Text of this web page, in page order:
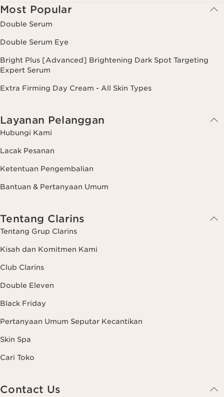
Most Popular
Double Serum
Double Serum Eye
Bright Plus [Advanced] Brightening Dark Spot Targeting
Expert Serum
Extra Firming Day Cream - All Skin Types
Layanan Pelanggan
Hubungi Kami
Lacak Pesanan
Ketentuan Pengembalian
Bantuan & Pertanyaan Umum
Tentang Clarins
Tentang Grup Clarins
Kisah dan Komitmen Kami
Club Clarins
Double Eleven
Black Friday
Pertanyaan Umum Seputar Kecantikan
Skin Spa
Cari Toko
Contact Us